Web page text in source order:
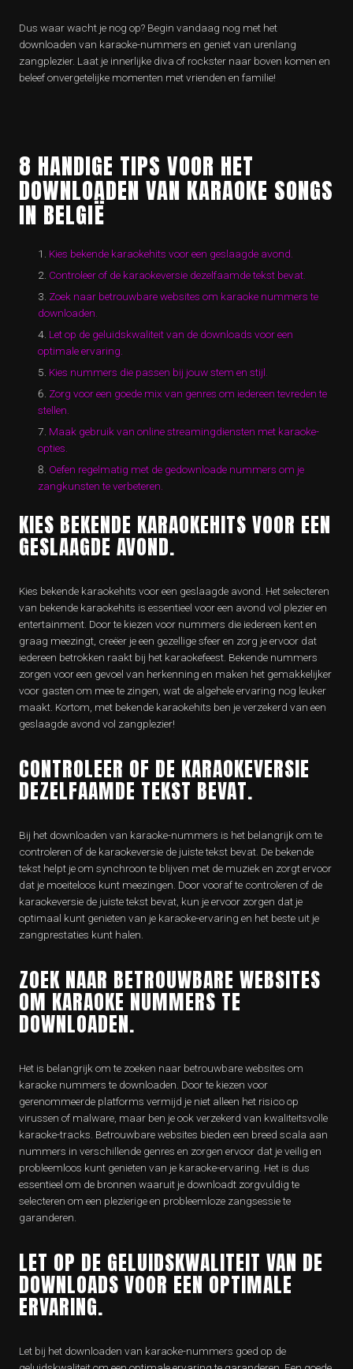
Dus waar wacht je nog op? Begin vandaag nog met het
downloaden van karaoke-nummers en geniet van urenlang
zangplezier. Laat je innerlijke diva of rockster naar boven komen en
beleef onvergetelijke momenten met vrienden en familie!
8 HANDIGE TIPS VOOR HET
DOWNLOADEN VAN KARAOKE SONGS
IN BELGIË
Kies bekende karaokehits voor een geslaagde avond.
Controleer of de karaokeversie dezelfaamde tekst bevat.
Zoek naar betrouwbare websites om karaoke nummers te
downloaden.
Let op de geluidskwaliteit van de downloads voor een
optimale ervaring.
Kies nummers die passen bij jouw stem en stijl.
Zorg voor een goede mix van genres om iedereen tevreden te
stellen.
Maak gebruik van online streamingdiensten met karaoke-
opties.
Oefen regelmatig met de gedownloade nummers om je
zangkunsten te verbeteren.
KIES BEKENDE KARAOKEHITS VOOR EEN
GESLAAGDE AVOND.
Kies bekende karaokehits voor een geslaagde avond. Het selecteren
van bekende karaokehits is essentieel voor een avond vol plezier en
entertainment. Door te kiezen voor nummers die iedereen kent en
graag meezingt, creëer je een gezellige sfeer en zorg je ervoor dat
iedereen betrokken raakt bij het karaokefeest. Bekende nummers
zorgen voor een gevoel van herkenning en maken het gemakkelijker
voor gasten om mee te zingen, wat de algehele ervaring nog leuker
maakt. Kortom, met bekende karaokehits ben je verzekerd van een
geslaagde avond vol zangplezier!
CONTROLEER OF DE KARAOKEVERSIE
DEZELFAAMDE TEKST BEVAT.
Bij het downloaden van karaoke-nummers is het belangrijk om te
controleren of de karaokeversie de juiste tekst bevat. De bekende
tekst helpt je om synchroon te blijven met de muziek en zorgt ervoor
dat je moeiteloos kunt meezingen. Door vooraf te controleren of de
karaokeversie de juiste tekst bevat, kun je ervoor zorgen dat je
optimaal kunt genieten van je karaoke-ervaring en het beste uit je
zangprestaties kunt halen.
ZOEK NAAR BETROUWBARE WEBSITES
OM KARAOKE NUMMERS TE
DOWNLOADEN.
Het is belangrijk om te zoeken naar betrouwbare websites om
karaoke nummers te downloaden. Door te kiezen voor
gerenommeerde platforms vermijd je niet alleen het risico op
virussen of malware, maar ben je ook verzekerd van kwaliteitsvolle
karaoke-tracks. Betrouwbare websites bieden een breed scala aan
nummers in verschillende genres en zorgen ervoor dat je veilig en
probleemloos kunt genieten van je karaoke-ervaring. Het is dus
essentieel om de bronnen waaruit je downloadt zorgvuldig te
selecteren om een plezierige en probleemloze zangsessie te
garanderen.
LET OP DE GELUIDSKWALITEIT VAN DE
DOWNLOADS VOOR EEN OPTIMALE
ERVARING.
Let bij het downloaden van karaoke-nummers goed op de